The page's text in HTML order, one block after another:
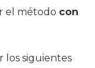
el método con
los siguientes